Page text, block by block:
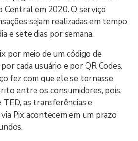
Central em 2020. O serviço
sejam realizadas em tempo
e sete dias por semana.
por meio de um código de
cada usuário e por QR Codes.
fez com que ele se tornasse
entre os consumidores, pois,
as transferências e
Pix acontecem em um prazo